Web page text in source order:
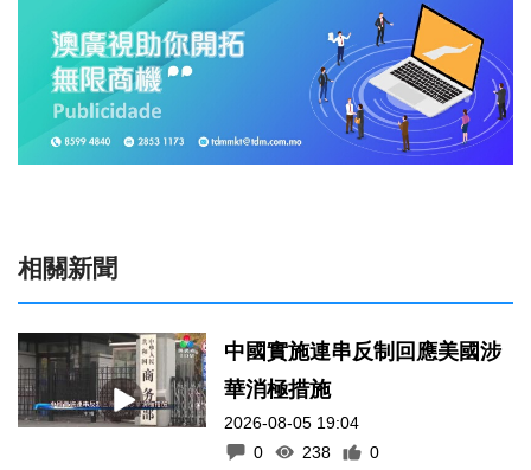
相關新聞
中國實施連串反制回應美國涉
華消極措施
2026-08-05 19:04
0
238 0